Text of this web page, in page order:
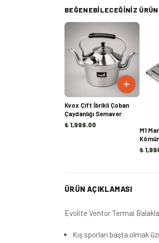
BEĞENEBILECEĞINIZ
Kvox Çift İbrikli Çoban
Çaydanlığı Semaver
₺ 1,999.00
M1
₺
ÜRÜN AÇIKLAMASI
Evolite Ventor Termal
Kış sporları başta olmak